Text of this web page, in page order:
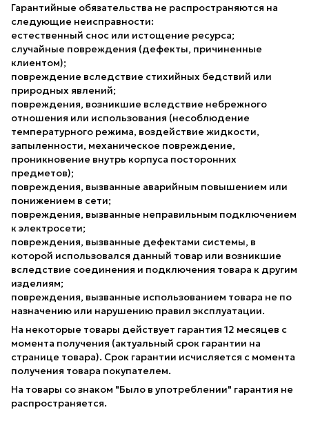
Гарантийные обязательства не распространяются на
следующие неисправности:
естественный снос или истощение ресурса;
случайные повреждения (дефекты, причиненные
клиентом);
повреждение вследствие стихийных бедствий или
природных явлений;
повреждения, возникшие вследствие небрежного
отношения или использования (несоблюдение
температурного режима, воздействие жидкости,
запыленности, механическое повреждение,
проникновение внутрь корпуса посторонних
предметов);
повреждения, вызванные аварийным повышением или
понижением в сети;
повреждения, вызванные неправильным подключением
к электросети;
повреждения, вызванные дефектами системы, в
которой использовался данный товар или возникшие
вследствие соединения и подключения товара к другим
изделиям;
повреждения, вызванные использованием товара не по
назначению или нарушению правил эксплуатации.
На некоторые товары действует гарантия 12 месяцев с
момента получения (актуальный срок гарантии на
странице товара). Срок гарантии исчисляется с момента
получения товара покупателем.
На товары со знаком "Было в употреблении" гарантия не
распространяется.